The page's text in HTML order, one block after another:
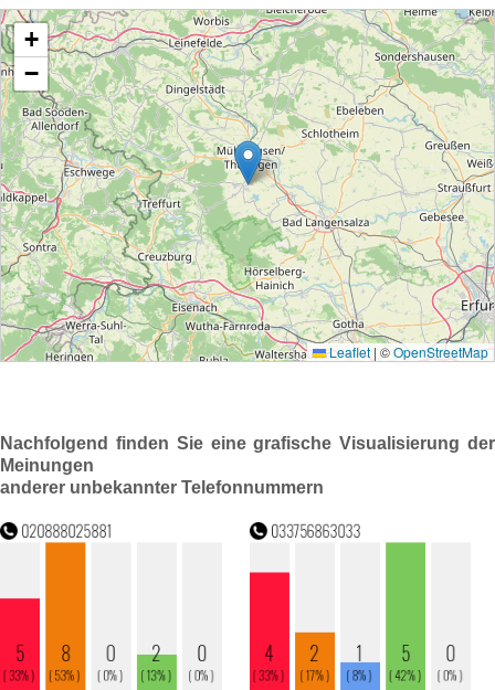
Nachfolgend finden Sie eine grafische Visualisierung der
Meinungen
anderer unbekannter Telefonnummern